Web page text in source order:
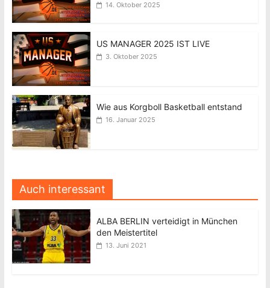
14. Oktober 2025
US MANAGER 2025 IST LIVE
3. Oktober 2025
Wie aus Korgboll Basketball entstand
16. Januar 2025
Auch interessant
ALBA BERLIN verteidigt in München
den Meistertitel
13. Juni 2021